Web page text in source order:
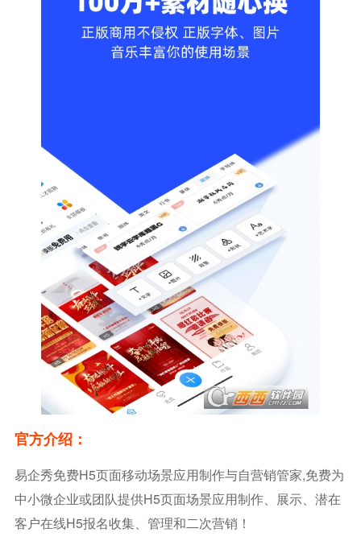
官方介绍：
易企秀免费H5页面移动场景应用制作与自营销管家,免费为
中小微企业或团队提供H5页面场景应用制作、展示、潜在
客户在线H5报名收集、管理和二次营销！